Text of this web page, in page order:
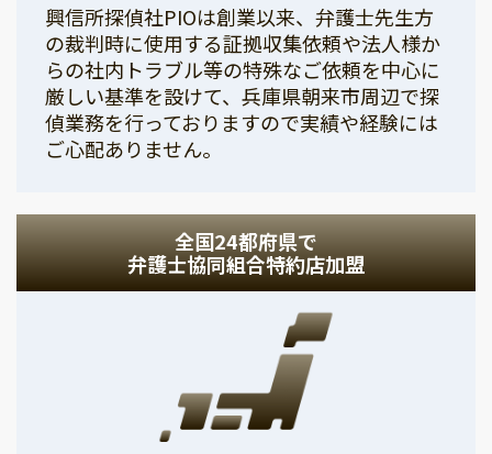
興信所探偵社PIOは創業以来、弁護士先生方
の裁判時に使用する証拠収集依頼や法人様か
らの社内トラブル等の特殊なご依頼を中心に
厳しい基準を設けて、兵庫県朝来市周辺で探
偵業務を行っておりますので実績や経験には
ご心配ありません。
全国24都府県で
弁護士協同組合特約店加盟